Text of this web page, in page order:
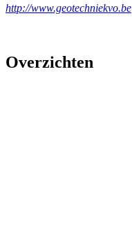
http://www.geotechniekvo.be
Overzichten